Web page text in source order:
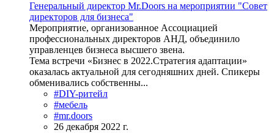
Генеральный директор Mr.Doors на мероприятии "Совет
директоров для бизнеса"
Мероприятие, организованное Ассоциацией
профессиональных директоров АНД, объединило
управленцев бизнеса высшего звена.
Тема встречи «Бизнес в 2022.Стратегия адаптации»
оказалась актуальной для сегодняшних дней. Спикеры
обменивались собственны...
#DIY-ритейл
#мебель
#mr.doors
26 декабря 2022 г.